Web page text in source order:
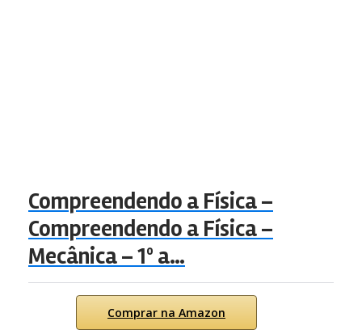
Compreendendo a Física –
Compreendendo a Física –
Mecânica – 1º a…
Comprar na Amazon